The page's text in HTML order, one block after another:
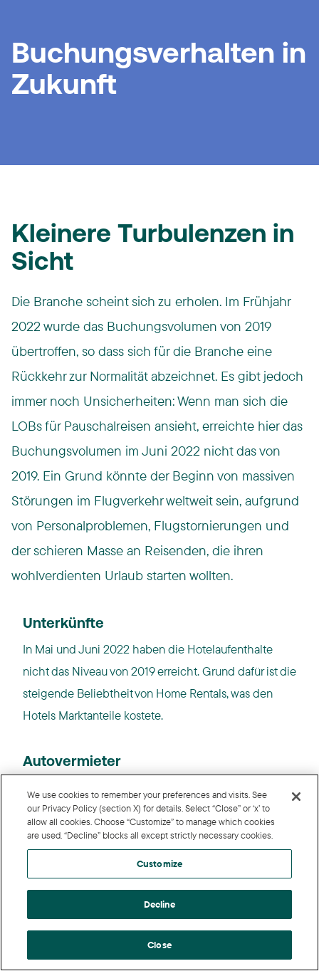
Buchungsverhalten in
Zukunft
Kleinere Turbulenzen in
Sicht
Die Branche scheint sich zu erholen. Im Frühjahr
2022 wurde das Buchungsvolumen von 2019
übertroffen, so dass sich für die Branche eine
Rückkehr zur Normalität abzeichnet. Es gibt jedoch
immer noch Unsicherheiten: Wenn man sich die
LOBs für Pauschalreisen ansieht, erreichte hier das
Buchungsvolumen im Juni 2022 nicht das von
2019. Ein Grund könnte der Beginn von massiven
Störungen im Flugverkehr weltweit sein, aufgrund
von Personalproblemen, Flugstornierungen und
der schieren Masse an Reisenden, die ihren
wohlverdienten Urlaub starten wollten.
Unterkünfte
In Mai und Juni 2022 haben die Hotelaufenthalte
nicht das Niveau von 2019 erreicht. Grund dafür ist die
steigende Beliebtheit von Home Rentals, was den
Hotels Marktanteile kostete.
Autovermieter
ebenfalls nicht an 2019 heran, da einige Unternehmen
während der Pandemie aufgrund von
Zahlungsunfähigkeit ihre Programme einstellten.
unverändert geblieben: Juli und August ist mit den
We use cookies to remember your preferences and visits. See
our Privacy Policy (section X) for details. Select “Close” or ‘x’ to
allow all cookies. Choose “Customize” to manage which cookies
are used. “Decline” blocks all except strictly necessary cookies.
Customize
Decline
Close